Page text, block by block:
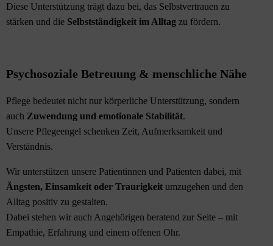
Diese Unterstützung trägt dazu bei, das Selbstvertrauen zu
stärken und die Selbstständigkeit im Alltag zu fördern.
Psychosoziale Betreuung & menschliche Nähe
Pflege bedeutet nicht nur körperliche Unterstützung, sondern
auch Zuwendung und emotionale Stabilität.
Unsere Pflegeengel schenken Zeit, Aufmerksamkeit und
Verständnis.
Wir unterstützen unsere Patientinnen und Patienten dabei, mit
Ängsten, Einsamkeit oder Traurigkeit umzugehen und den
Alltag positiv zu gestalten.
Dabei stehen wir auch Angehörigen beratend zur Seite – mit
Empathie, Erfahrung und einem offenen Ohr.